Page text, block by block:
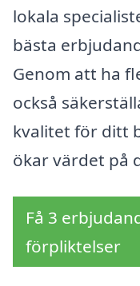
lokala
bästa
Genom att ha
också
kvalitet för ditt
ökar värdet på
Få 3
förpliktelser